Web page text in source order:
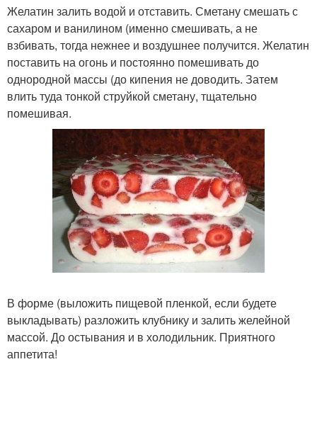
Желатин залить водой и отставить. Сметану смешать с
сахаром и ванилином (именно смешивать, а не
взбивать, тогда нежнее и воздушнее получится. Желатин
поставить на огонь и постоянно помешивать до
однородной массы (до кипения не доводить. Затем
влить туда тонкой струйкой сметану, тщательно
помешивая.
В форме (выложить пищевой пленкой, если будете
выкладывать) разложить клубнику и залить желейной
массой. До остывания и в холодильник. Приятного
аппетита!